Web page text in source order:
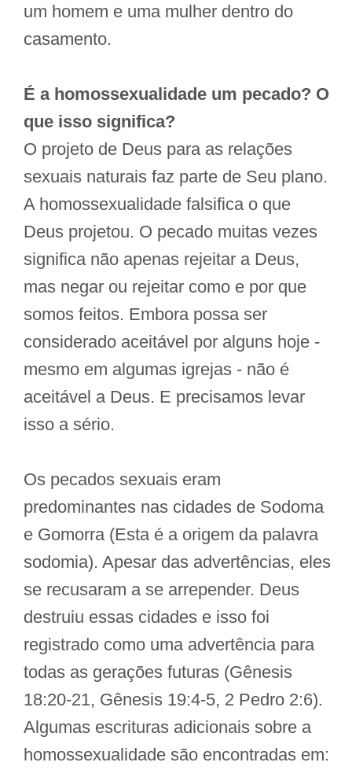
um homem e uma mulher dentro do
casamento.
É a homossexualidade um pecado? O
que isso significa?
O projeto de Deus para as relações
sexuais naturais faz parte de Seu plano.
A homossexualidade falsifica o que
Deus projetou. O pecado muitas vezes
significa não apenas rejeitar a Deus,
mas negar ou rejeitar como e por que
somos feitos. Embora possa ser
considerado aceitável por alguns hoje -
mesmo em algumas igrejas - não é
aceitável a Deus. E precisamos levar
isso a sério.
Os pecados sexuais eram
predominantes nas cidades de Sodoma
e Gomorra (Esta é a origem da palavra
sodomia). Apesar das advertências, eles
se recusaram a se arrepender. Deus
destruiu essas cidades e isso foi
registrado como uma advertência para
todas as gerações futuras (Gênesis
18:20-21, Gênesis 19:4-5, 2 Pedro 2:6).
Algumas escrituras adicionais sobre a
homossexualidade são encontradas em: